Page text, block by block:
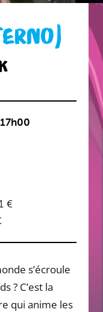
€
s’écroule
? C’est la
qui anime les